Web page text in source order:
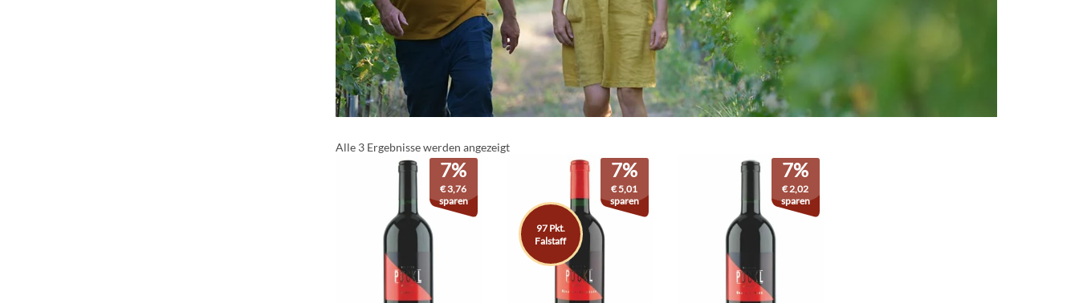
Alle 3 Ergebnisse werden angezeigt
7%
€3,76
sparen
97 Pkt.
Falstaff
7%
€5,01
sparen
7%
€2,02
sparen